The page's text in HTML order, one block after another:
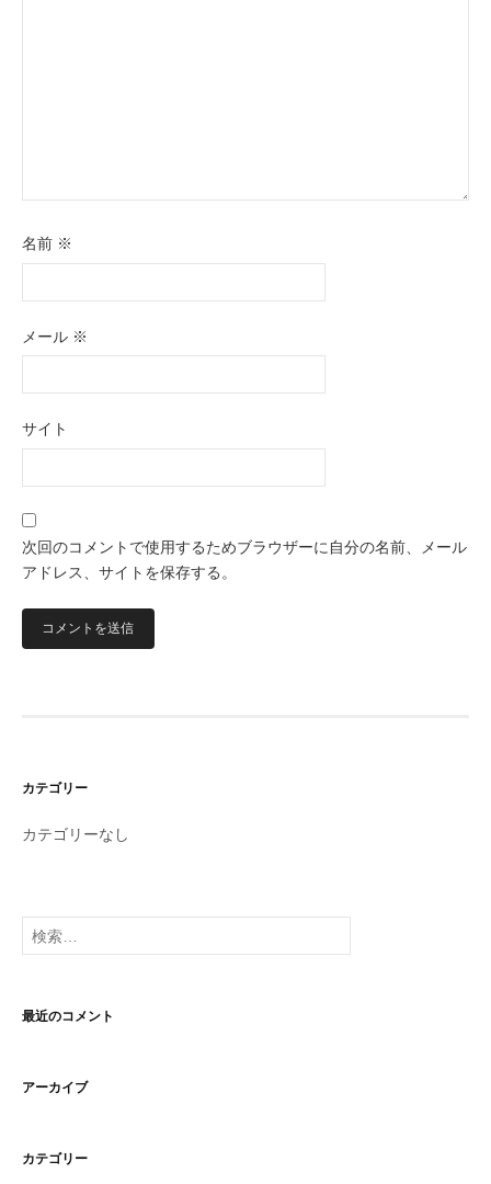
名前 ※
メール ※
サイト
次回のコメントで使用するためブラウザーに自分の名前、メール
アドレス、サイトを保存する。
カテゴリー
カテゴリーなし
検
索:
最近のコメント
アーカイブ
カテゴリー